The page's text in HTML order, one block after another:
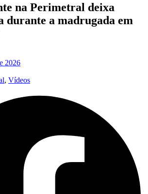
na Perimetral deixa
durante a madrugada em
2026
, Vídeos